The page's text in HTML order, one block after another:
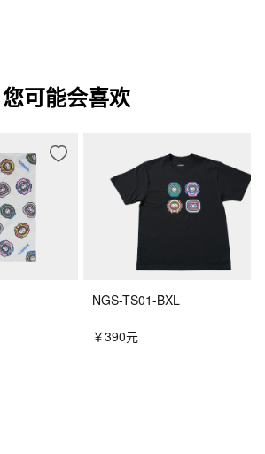
您可能会喜欢
NGS-TS01-BXL
￥390元